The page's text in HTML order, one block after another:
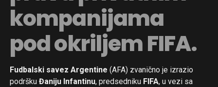
kompanijama
pod okriljem FIFA.
Fudbalski savez Argentine (AFA) zvanično je izrazio
podršku Đaniju Infantinu, predsedniku FIFA, u vezi sa